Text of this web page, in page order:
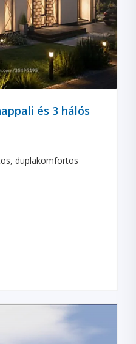
és 3 hálós
duplakomfortos